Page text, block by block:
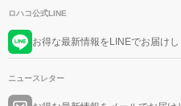
ロハコ公式LINE
お得な最新情報をLINEでお届けし
ニュースレター